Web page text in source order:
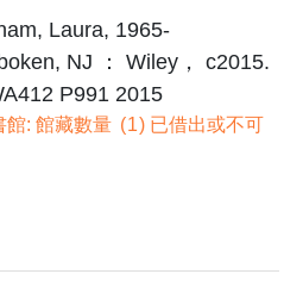
Laura, 1965-
NJ ： Wiley， c2015.
P991 2015
館: 館藏數量 1 已借出或不可